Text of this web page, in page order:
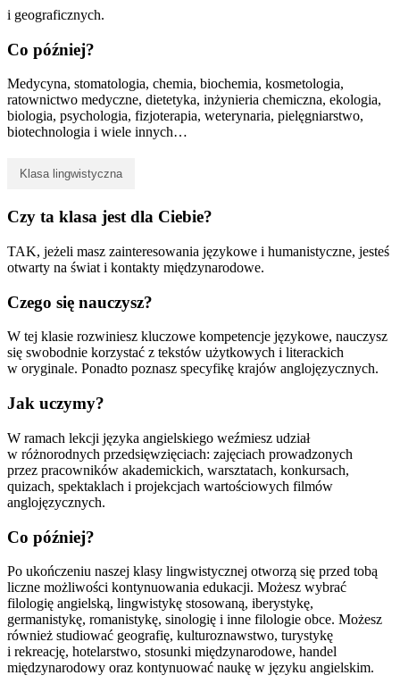
i geograficznych.
Co później?
Medycyna, stomatologia, chemia, biochemia, kosmetologia,
ratownictwo medyczne, dietetyka, inżynieria chemiczna, ekologia,
biologia, psychologia, fizjoterapia, weterynaria, pielęgniarstwo,
biotechnologia i wiele innych…
Klasa lingwistyczna
Czy ta klasa jest dla Ciebie?
TAK, jeżeli masz zainteresowania językowe i humanistyczne, jesteś
otwarty na świat i kontakty międzynarodowe.
Czego się nauczysz?
W tej klasie rozwiniesz kluczowe kompetencje językowe, nauczysz
się swobodnie korzystać z tekstów użytkowych i literackich
w oryginale. Ponadto poznasz specyfikę krajów anglojęzycznych.
Jak uczymy?
W ramach lekcji języka angielskiego weźmiesz udział
w różnorodnych przedsięwzięciach: zajęciach prowadzonych
przez pracowników akademickich, warsztatach, konkursach,
quizach, spektaklach i projekcjach wartościowych filmów
anglojęzycznych.
Co później?
Po ukończeniu naszej klasy lingwistycznej otworzą się przed tobą
liczne możliwości kontynuowania edukacji. Możesz wybrać
filologię angielską, lingwistykę stosowaną, iberystykę,
germanistykę, romanistykę, sinologię i inne filologie obce. Możesz
również studiować geografię, kulturoznawstwo, turystykę
i rekreację, hotelarstwo, stosunki międzynarodowe, handel
międzynarodowy oraz kontynuować naukę w języku angielskim.